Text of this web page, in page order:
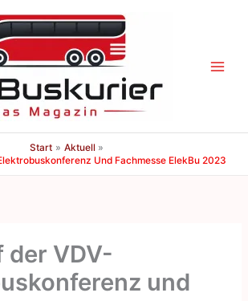
Start
Aktuell
Und Fachmesse ElekBu 2023
der VDV-
und